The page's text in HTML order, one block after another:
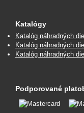
Katalógy
Katalóg náhradných
Katalóg náhradných
Katalóg náhradných
Podporované